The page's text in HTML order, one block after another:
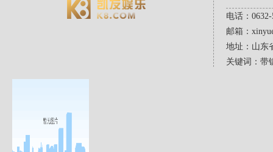
电话：0632-
邮箱：
地址：山东
关键词：带